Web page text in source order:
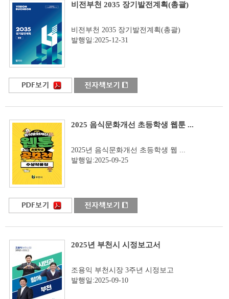
비전부천 2035 장기발전계획(총괄)
비전부천 2035 장기발전계획(총괄)
발행일:2025-12-31
2025 음식문화개선 초등학생 웹툰 ...
2025년 음식문화개선 초등학생 웹 ...
발행일:2025-09-25
2025년 부천시 시정보고서
조용익 부천시장 3주년 시정보고
발행일:2025-09-10